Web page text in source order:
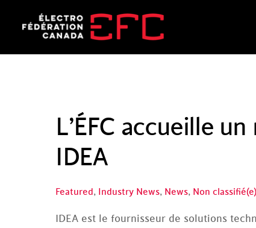
L’ÉFC accueille
IDEA
Featured, Industry News, News, Non classifié(e)
IDEA est le fournisseur de solutions